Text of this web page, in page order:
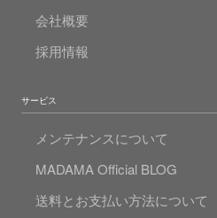
会社概要
採用情報
サービス
メンテナンスについて
MADAMA Official BLOG
送料とお支払い方法について